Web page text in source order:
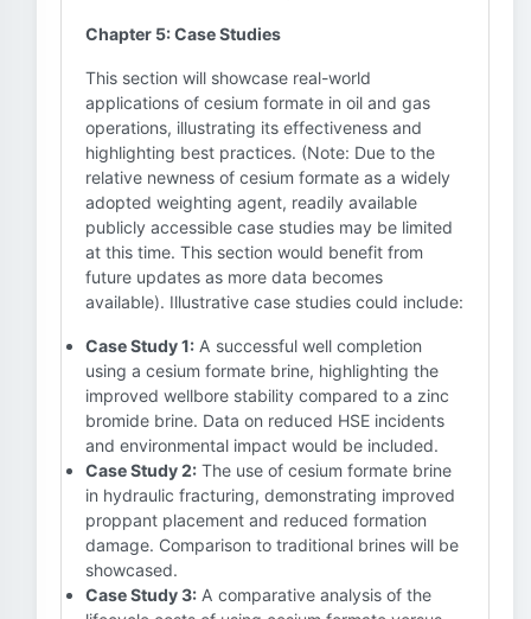
Chapter 5: Case Studies
This section will showcase real-world
applications of cesium formate in oil and gas
operations, illustrating its effectiveness and
highlighting best practices. (Note: Due to the
relative newness of cesium formate as a widely
adopted weighting agent, readily available
publicly accessible case studies may be limited
at this time. This section would benefit from
future updates as more data becomes
available). Illustrative case studies could include:
Case Study 1: A successful well completion
using a cesium formate brine, highlighting the
improved wellbore stability compared to a zinc
bromide brine. Data on reduced HSE incidents
and environmental impact would be included.
Case Study 2: The use of cesium formate brine
in hydraulic fracturing, demonstrating improved
proppant placement and reduced formation
damage. Comparison to traditional brines will be
showcased.
Case Study 3: A comparative analysis of the